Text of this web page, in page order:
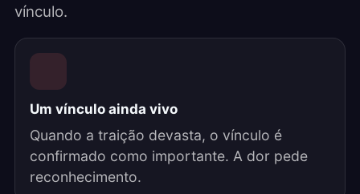
vínculo.
Um vínculo ainda vivo
Quando a traição devasta, o vínculo é
confirmado como importante. A dor pede
reconhecimento.